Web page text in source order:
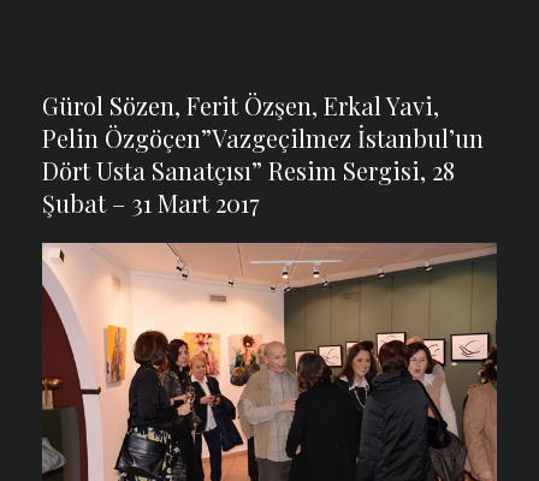
Gürol Sözen, Ferit Özşen, Erkal Yavi,
Pelin Özgöçen”Vazgeçilmez İstanbul’un
Dört Usta Sanatçısı” Resim Sergisi, 28
Şubat – 31 Mart 2017